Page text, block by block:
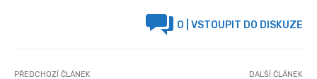
0 | VSTOUPIT DO DISKUZE
PŘEDCHOZÍ ČLÁNEK DALŠÍ ČLÁNEK